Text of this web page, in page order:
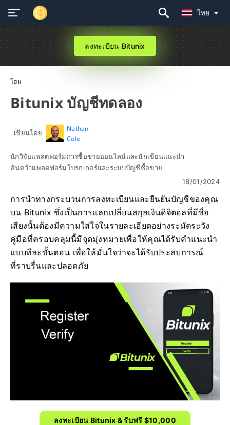
ไทย
ลงทะเบียน Bitunix
โฮม
Bitunix บัญชีทดลอง
เขียนโดย
Nathan
Cole
นักวิจัยแพลตฟอร์มการซื้อขายออนไลน์และนักเขียนแนะนำ
ค้นคว้าแพลตฟอร์มโบรกเกอร์และระบบบัญชีซื้อขาย
18/01/2024
การนำทางกระบวนการลงทะเบียนและยืนยันบัญชีของคุณ
บน Bitunix ซึ่งเป็นการแลกเปลี่ยนสกุลเงินดิจิตอลที่มีชื่อ
เสียงนั้นต้องมีความใส่ใจในรายละเอียดอย่างระมัดระวัง
คู่มือที่ครอบคลุมนี้มีจุดมุ่งหมายเพื่อให้คุณได้รับคำแนะนำ
แบบทีละขั้นตอน เพื่อให้มั่นใจว่าจะได้รับประสบการณ์
ที่ราบรื่นและปลอดภัย
ลงทะเบียน Bitunix & รับฟรี $10,000